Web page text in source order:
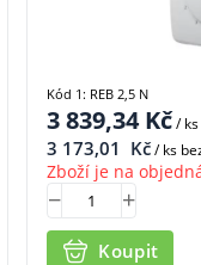
3 839,34Kč/
3 173,01 Kč/ ks
Zboží je na
Koupit
Kód 1: REB 2,5 N